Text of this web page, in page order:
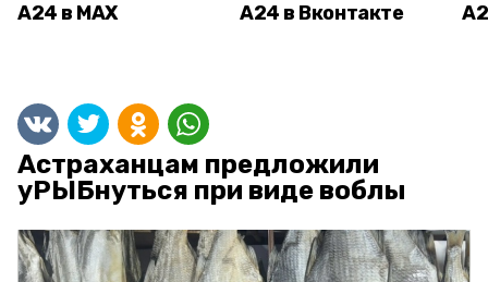
А24 в MAX А24 в Вконтакте
Астраханцам предложили
уРЫБнуться при виде воблы